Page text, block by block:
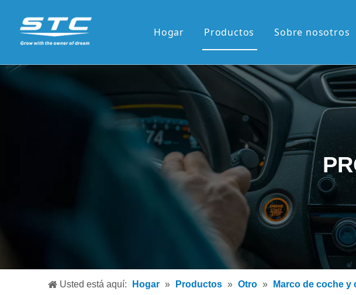
Hogar Productos
Serie OEM de 13,1'
Serie OEM de 12,3'
Pantalla 2K de 10,36'
Pantalla vertical de 9,7'
7'panel retráctil Android
9'/10'android
Los recién llegados
Reproductor de MP3 para
Sobre nosotros
Usted está aquí: Hogar » Productos » Otro » Marco de coche y